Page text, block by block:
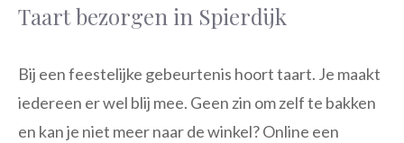
Taart bezorgen in Spierdijk
Bij een feestelijke gebeurtenis hoort taart. Je maakt
iedereen er wel blij mee. Geen zin om zelf te bakken
en kan je niet meer naar de winkel? Online een